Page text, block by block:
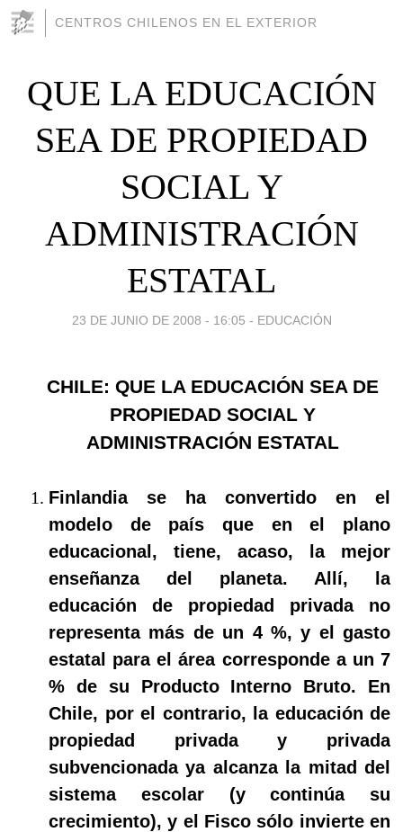
CENTROS CHILENOS EN EL EXTERIOR
QUE LA EDUCACIÓN
SEA DE PROPIEDAD
SOCIAL Y
ADMINISTRACIÓN
ESTATAL
23 DE JUNIO DE 2008 - 16:05 - EDUCACIÓN
CHILE: QUE LA EDUCACIÓN SEA DE
PROPIEDAD SOCIAL Y
ADMINISTRACIÓN ESTATAL
Finlandia se ha convertido en el
modelo de país que en el plano
educacional, tiene, acaso, la mejor
enseñanza del planeta. Allí, la
educación de propiedad privada no
representa más de un 4 %, y el gasto
estatal para el área corresponde a un 7
% de su Producto Interno Bruto. En
Chile, por el contrario, la educación de
propiedad privada y privada
subvencionada ya alcanza la mitad del
sistema escolar (y continúa su
crecimiento), y el Fisco sólo invierte en